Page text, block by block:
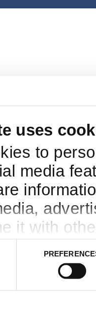
uses
to
media
it with
they’ve